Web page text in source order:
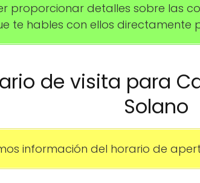
proporcionar detalles sobre las
te hables con ellos directamente
de visita para
Solano
información del horario de